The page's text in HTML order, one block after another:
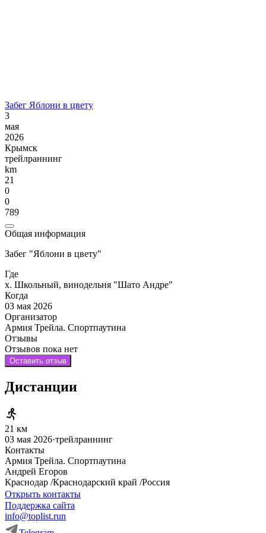
Забег Яблони в цвету
3
мая
2026
Крымск
трейлраннинг
km
21
0
0
789
Общая информация
Забег "Яблони в цвету"
Где
х. Школьный, винодельня "Шато Андре"
Когда
03 мая 2026
Организатор
Армия Трейла. Спортпаутина
Отзывы
Отзывов пока нет
Оставить отзыв
Дистанции
21 км
03 мая 2026·трейлраннинг
Контакты
Армия Трейла. Спортпаутина
Андрей Егоров
Краснодар /Краснодарский край /Россия
Открыть контакты
Поддержка сайта
info@toplist.run